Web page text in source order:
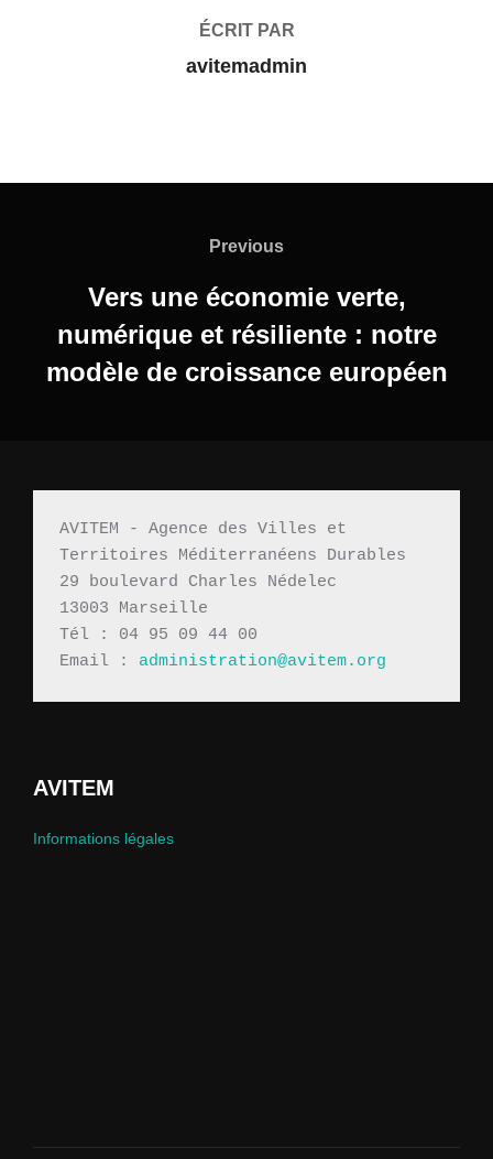
ÉCRIT PAR
avitemadmin
l’article
Previous
Previous
Vers une économie verte,
numérique et résiliente : notre
modèle de croissance européen
AVITEM - Agence des Villes et
Territoires Méditerranéens Durables
29 boulevard Charles Nédelec
13003 Marseille
Tél : 04 95 09 44 00
Email : administration@avitem.org
AVITEM
Informations légales